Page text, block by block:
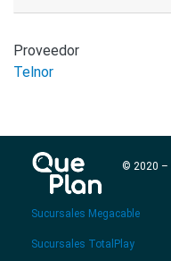
Proveedor
Telnor
© 2020 –
Sucursales Megacable
Sucursales TotalPlay